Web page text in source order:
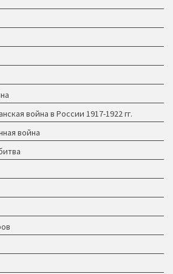
война в России 1917-1922 гг.
война